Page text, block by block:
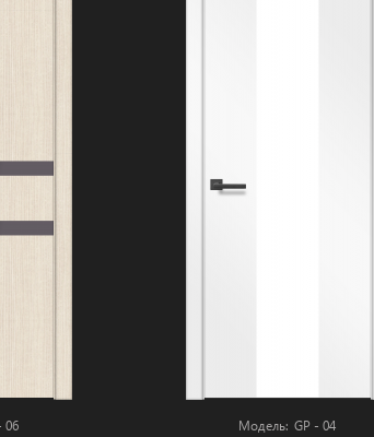
06 GP - 04